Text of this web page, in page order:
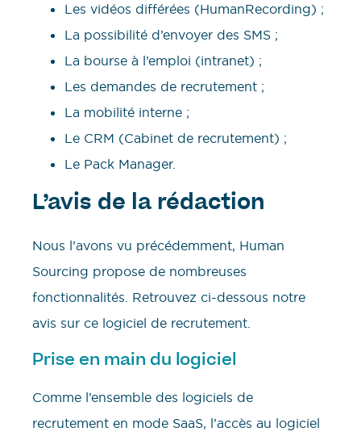
Les vidéos différées (HumanRecording) ;
La possibilité d’envoyer des SMS ;
La bourse à l’emploi (intranet) ;
Les demandes de recrutement ;
La mobilité interne ;
Le CRM (Cabinet de recrutement) ;
Le Pack Manager.
L’avis de la rédaction
Nous l’avons vu précédemment, Human
Sourcing propose de nombreuses
fonctionnalités. Retrouvez ci-dessous notre
avis sur ce logiciel de recrutement.
Prise en main du logiciel
Comme l’ensemble des logiciels de
recrutement en mode SaaS, l’accès au logiciel